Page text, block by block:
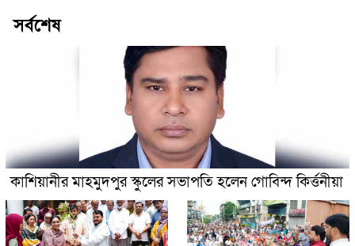
সর্বশেষ
কাশিয়ানীর মাহমুদপুর স্কুলের সভাপতি হলেন গোবিন্দ কির্ত্তনীয়া